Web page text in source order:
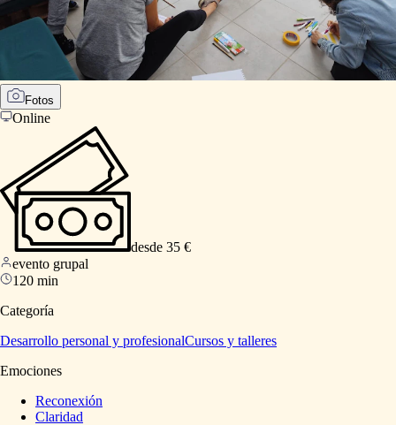
Fotos
Online
desde 35 €
evento grupal
120 min
Categoría
Desarrollo personal y profesionalCursos y talleres
Emociones
Reconexión
Claridad